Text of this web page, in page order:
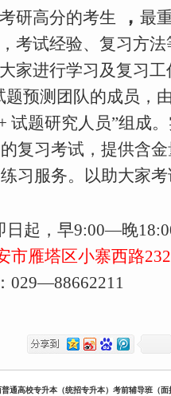
研高分的考生
，最
考试经验、复习方
家进行学习及复习工
题预测团队的成员，
试题研究人员”组成
复习考试，提供含
习服务。以助大家
日起，早9:00—晚
市雁塔区小寨西路
029—88662211
普通高校专升本（统招专升本）考前辅导班（